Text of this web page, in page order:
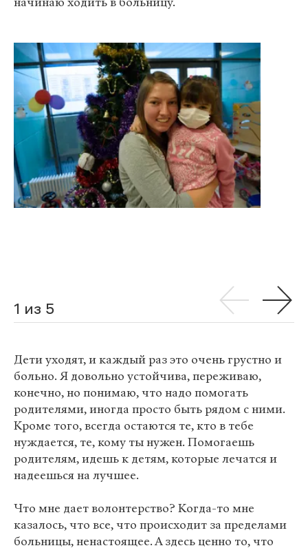
1 из 5
Дети уходят, и каждый раз это очень грустно и
больно. Я довольно устойчива, переживаю,
конечно, но понимаю, что надо помогать
родителями, иногда просто быть рядом с ними.
Кроме того, всегда остаются те, кто в тебе
нуждается, те, кому ты нужен. Помогаешь
родителям, идешь к детям, которые лечатся и
надеешься на лучшее.
Что мне дает волонтерство? Когда-то мне
казалось, что все, что происходит за пределами
больницы, ненастоящее. А здесь ценно то, что